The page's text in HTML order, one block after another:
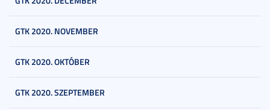
GTK 2020. NOVEMBER
GTK 2020. OKTÓBER
GTK 2020. SZEPTEMBER